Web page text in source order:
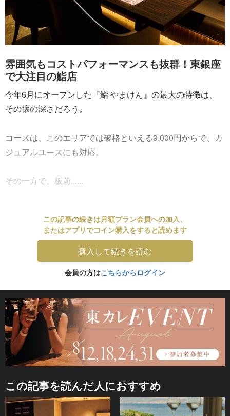
雰囲気もコストパフォーマンスも抜群！東銀座
で大注目の鮨店
今年6月にオープンした『鮨 やまけん』の最大の特徴は、
その懐の深さだろう。
コースは、このエリアでは破格といえる9,000円からで、カ
ジュアルユースにも対応。
その一方で、板前......
この記事の続きは月額プラン会員への加入、
またはアプリでコイン購入をすると読めます
購入して続きを読む
会員の方はこちらからログイン
この記事を読んだ人におすすめ